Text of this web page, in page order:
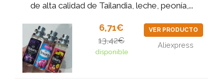
de alta calidad de Tailandia, leche, peonía,...
6,71€
13,42€
disponible
VER PRODUCTO
Aliexpress